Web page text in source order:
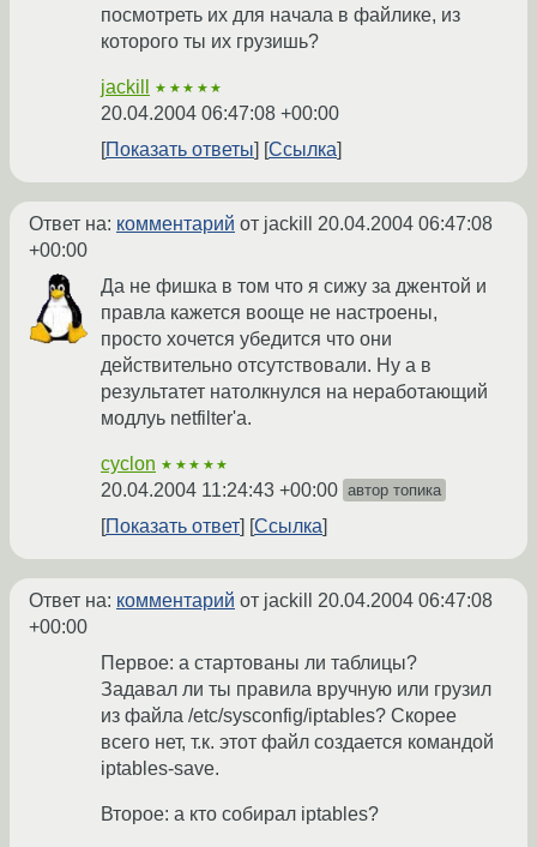
посмотреть их для начала в файлике, из
которого ты их грузишь?
jackill ★★★★★
20.04.2004 06:47:08 +00:00
Показать ответы
Ссылка
Ответ на: комментарий от jackill 20.04.2004 06:47:08
+00:00
Да не фишка в том что я сижу за джентой и
правла кажется вооще не настроены,
просто хочется убедится что они
действительно отсутствовали. Ну а в
результатет натолкнулся на неработающий
модлуь netfilter'a.
cyclon ★★★★★
20.04.2004 11:24:43 +00:00 автор топика
Показать ответ Ссылка
Ответ на: комментарий от jackill 20.04.2004 06:47:08
+00:00
Первое: а стартованы ли таблицы?
Задавал ли ты правила вручную или грузил
из файла /etc/sysconfig/iptables? Скорее
всего нет, т.к. этот файл создается командой
iptables-save.
Второе: а кто собирал iptables?